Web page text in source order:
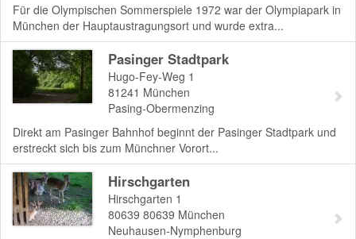
Für die Olympischen Sommerspiele 1972 war der Olympiapark in
München der Hauptaustragungsort und wurde extra...
Pasinger Stadtpark
Hugo-Fey-Weg 1
81241 München
Pasing-Obermenzing
Direkt am Pasinger Bahnhof beginnt der Pasinger Stadtpark und
erstreckt sich bis zum Münchner Vorort...
Hirschgarten
Hirschgarten 1
80639 80639 München
Neuhausen-Nymphenburg